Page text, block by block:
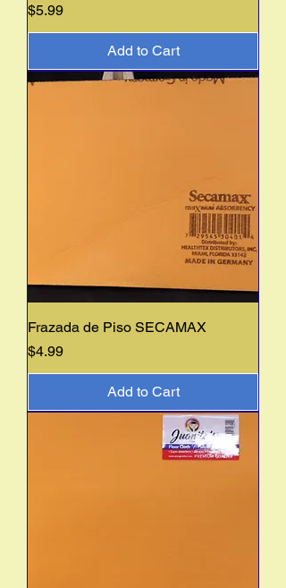
Price
$5.99
Add to Cart
Frazada de Piso SECAMAX
Price
$4.99
Add to Cart